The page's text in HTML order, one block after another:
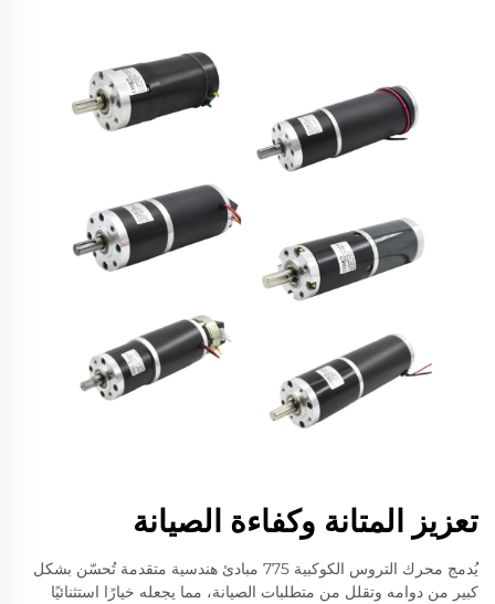
تعزيز المتانة وكفاءة الصيانة
يُدمج محرك التروس الكوكبية 775 مبادئ هندسية متقدمة تُحسّن بشكل
كبير من دوامه وتقلل من متطلبات الصيانة، مما يجعله خيارًا استثنائيًا